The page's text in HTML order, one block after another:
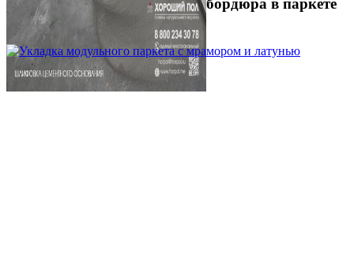
2 500 ₽